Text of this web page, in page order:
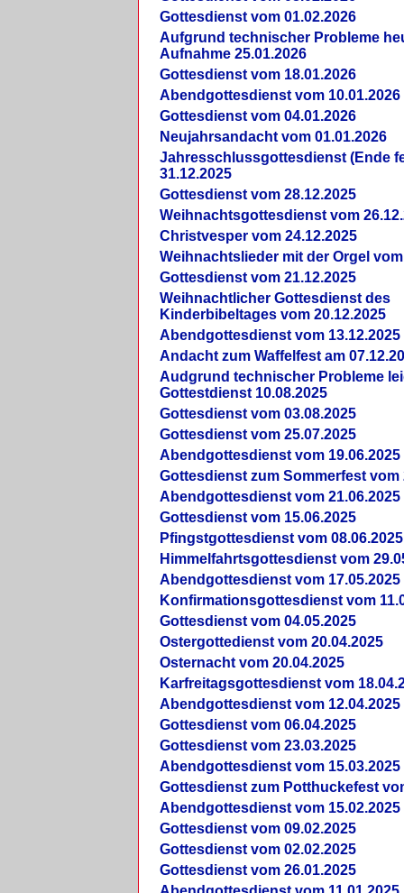
Gottesdienst vom 01.02.2026
Aufgrund technischer Probleme
Aufnahme 25.01.2026
Gottesdienst vom 18.01.2026
Abendgottesdienst vom 10.01.2026
Gottesdienst vom 04.01.2026
Neujahrsandacht vom 01.01.2026
Jahresschlussgottesdienst (Ende
31.12.2025
Gottesdienst vom 28.12.2025
Weihnachtsgottesdienst vom
Christvesper vom 24.12.2025
Weihnachtslieder mit der Orgel vom
Gottesdienst vom 21.12.2025
Weihnachtlicher Gottesdienst des
Kinderbibeltages vom 20.12.2025
Abendgottesdienst vom 13.12.2025
Andacht zum Waffelfest am
Audgrund technischer Probleme
Gottestdienst 10.08.2025
Gottesdienst vom 03.08.2025
Gottesdienst vom 25.07.2025
Abendgottesdienst vom 19.06.2025
Gottesdienst zum Sommerfest vom
Abendgottesdienst vom 21.06.2025
Gottesdienst vom 15.06.2025
Pfingstgottesdienst vom 08.06.2025
Himmelfahrtsgottesdienst vom
Abendgottesdienst vom 17.05.2025
Konfirmationsgottesdienst vom
Gottesdienst vom 04.05.2025
Ostergottedienst vom 20.04.2025
Osternacht vom 20.04.2025
Karfreitagsgottesdienst vom
Abendgottesdienst vom 12.04.2025
Gottesdienst vom 06.04.2025
Gottesdienst vom 23.03.2025
Abendgottesdienst vom 15.03.2025
Gottesdienst zum Potthuckefest
Abendgottesdienst vom 15.02.2025
Gottesdienst vom 09.02.2025
Gottesdienst vom 02.02.2025
Gottesdienst vom 26.01.2025